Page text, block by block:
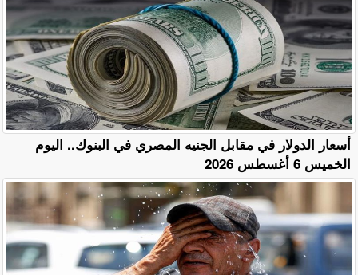
أسعار الدولار في مقابل الجنيه المصري في البنوك.. اليوم
الخميس 6 أغسطس 2026